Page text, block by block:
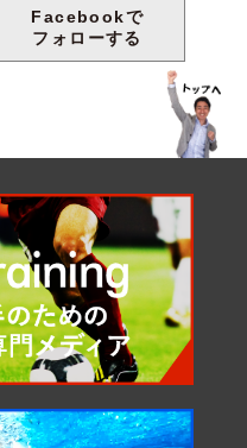
Facebookで
フォローする